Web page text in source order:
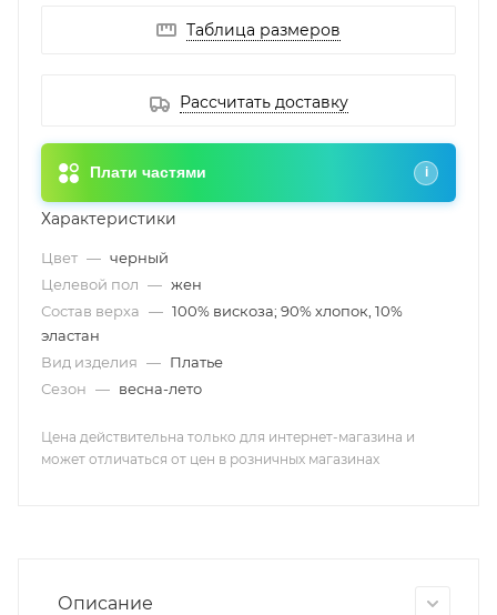
Таблица размеров
Рассчитать доставку
Плати частями i
Характеристики
Цвет — черный
Целевой пол — жен
Состав верха — 100% вискоза; 90% хлопок, 10%
эластан
Вид изделия — Платье
Сезон — весна-лето
Цена действительна только для интернет-магазина и
может отличаться от цен в розничных магазинах
Описание